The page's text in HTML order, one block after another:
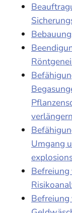
verlängern
Umgang